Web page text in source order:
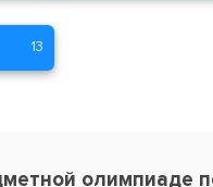
13
олимпиаде